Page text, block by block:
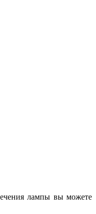
лампы вы можете